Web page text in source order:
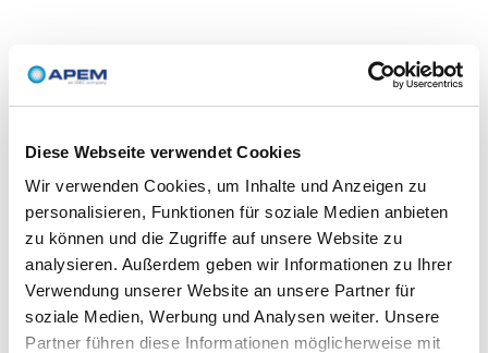
Diese Webseite verwendet Cookies
Wir verwenden Cookies, um Inhalte und Anzeigen zu
personalisieren, Funktionen für soziale Medien anbieten
zu können und die Zugriffe auf unsere Website zu
analysieren. Außerdem geben wir Informationen zu Ihrer
Verwendung unserer Website an unsere Partner für
soziale Medien, Werbung und Analysen weiter. Unsere
Partner führen diese Informationen möglicherweise mit